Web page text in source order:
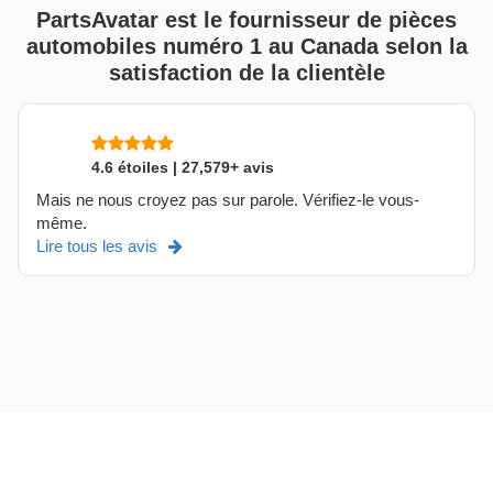
PartsAvatar est le fournisseur de pièces
automobiles numéro 1 au Canada selon la
satisfaction de la clientèle
4.6 étoiles | 27,579+ avis
Mais ne nous croyez pas sur parole. Vérifiez-le vous-
même.
Lire tous les avis